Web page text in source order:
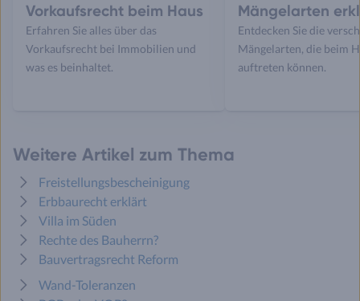
Vorkaufsrecht beim Haus
Erfahren Sie alles über das
Vorkaufsrecht bei Immobilien und
was es beinhaltet.
Mängelarten
Entdecken Sie die
Mängelarten, die beim
auftreten können.
Weitere Artikel zum Thema
Freistellungsbescheinigung
Erbbaurecht erklärt
Villa im Süden
Rechte des Bauherrn?
Bauvertragsrecht Reform
Wand-Toleranzen